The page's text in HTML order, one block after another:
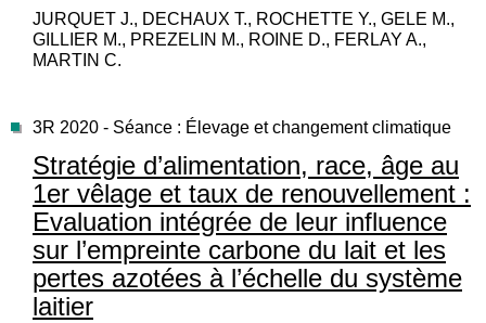
JURQUET J., DECHAUX T., ROCHETTE Y., GELE M.,
GILLIER M., PREZELIN M., ROINE D., FERLAY A.,
MARTIN C.
3R 2020 - Séance : Élevage et changement climatique
Stratégie d’alimentation, race, âge au
1er vêlage et taux de renouvellement :
Evaluation intégrée de leur influence
sur l’empreinte carbone du lait et les
pertes azotées à l’échelle du système
laitier